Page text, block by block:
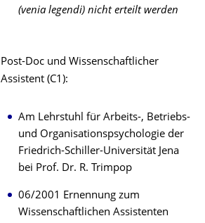
(venia legendi) nicht erteilt werden
Post-Doc und Wissenschaftlicher
Assistent (C1):
Am Lehrstuhl für Arbeits-, Betriebs-
und Organisationspsychologie der
Friedrich-Schiller-Universität Jena
bei Prof. Dr. R. Trimpop
06/2001 Ernennung zum
Wissenschaftlichen Assistenten